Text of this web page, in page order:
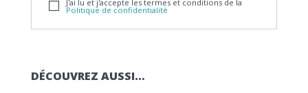
J'ai lu et j'accepte les termes et conditions de la
Politique de confidentialité
DÉCOUVREZ AUSSI…